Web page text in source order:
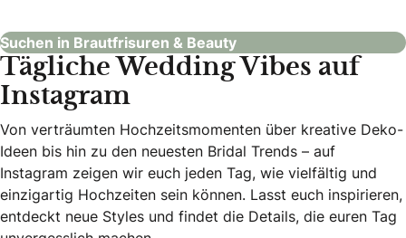
Suchen in Brautfrisuren & Beauty
Tägliche Wedding Vibes auf
Instagram
Von verträumten Hochzeitsmomenten über kreative Deko-
Ideen bis hin zu den neuesten Bridal Trends – auf
Instagram zeigen wir euch jeden Tag, wie vielfältig und
einzigartig Hochzeiten sein können. Lasst euch inspirieren,
entdeckt neue Styles und findet die Details, die euren Tag